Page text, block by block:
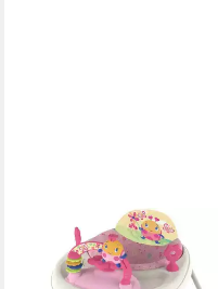
BRIGHT STARTS
Lauflernhilfe JuneBerry Walk-
a-bout™, mit Licht und Sound